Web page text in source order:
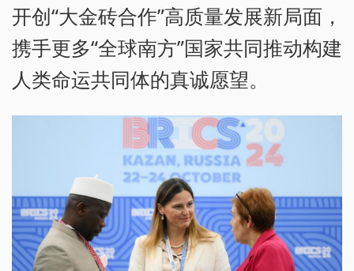
开创“大金砖合作”高质量发展新局面，
携手更多“全球南方”国家共同推动构建
人类命运共同体的真诚愿望。